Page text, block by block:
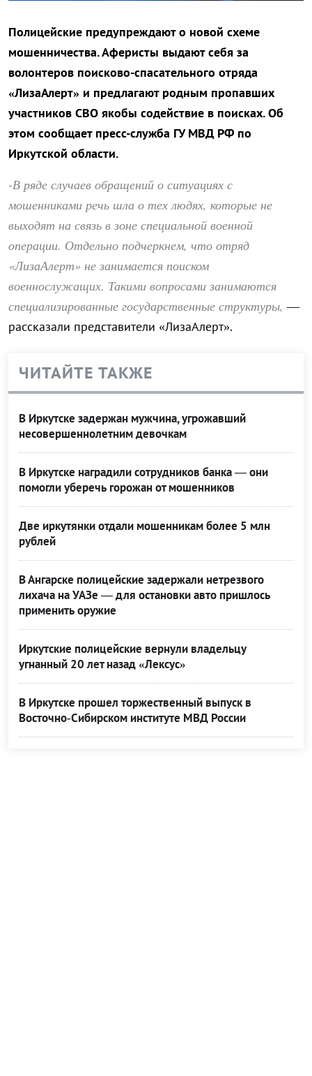
Полицейские предупреждают о новой схеме
мошенничества. Аферисты выдают себя за
волонтеров поисково-спасательного отряда
«ЛизаАлерт» и предлагают родным пропавших
участников СВО якобы содействие в поисках. Об
этом сообщает пресс-служба ГУ МВД РФ по
Иркутской области.
-В ряде случаев обращений о ситуациях с
мошенниками речь шла о тех людях, которые не
выходят на связь в зоне специальной военной
операции. Отдельно подчеркнем, что отряд
«ЛизаАлерт» не занимается поиском
военнослужащих. Такими вопросами занимаются
специализированные государственные структуры, —
рассказали представители «ЛизаАлерт».
ЧИТАЙТЕ ТАКЖЕ
В Иркутске задержан мужчина, угрожавший
несовершеннолетним девочкам
В Иркутске наградили сотрудников банка — они
помогли уберечь горожан от мошенников
Две иркутянки отдали мошенникам более 5 млн
рублей
В Ангарске полицейские задержали нетрезвого
лихача на УАЗе — для остановки авто пришлось
применить оружие
Иркутские полицейские вернули владельцу
угнанный 20 лет назад «Лексус»
В Иркутске прошел торжественный выпуск в
Восточно‑Сибирском институте МВД России